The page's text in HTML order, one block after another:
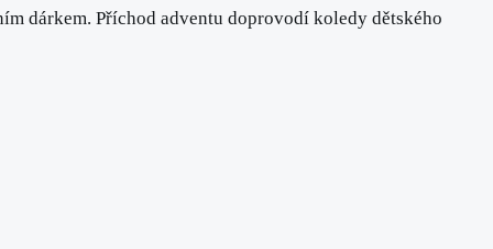
dárkem. Příchod adventu doprovodí koledy dětského